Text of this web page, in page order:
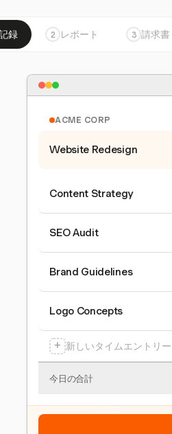
録 2 レポート 3 請求書
ACME CORP
Website Redesign
Content Strategy
SEO Audit
Brand Guidelines
Logo Concepts
+ 新しいタイムエントリー
今日の合計